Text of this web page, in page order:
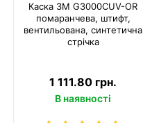
Каска 3M G3000CUV-OR
помаранчева, штифт,
вентильована, синтетична
стрічка
1 111.80 грн.
В наявності